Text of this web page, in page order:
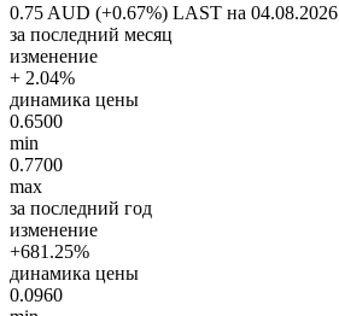
0.75 AUD (+0.67%) LAST на 04.08.2026
за последний месяц
изменение
+ 2.04%
динамика цены
0.6500
min
0.7700
max
за последний год
изменение
+681.25%
динамика цены
0.0960